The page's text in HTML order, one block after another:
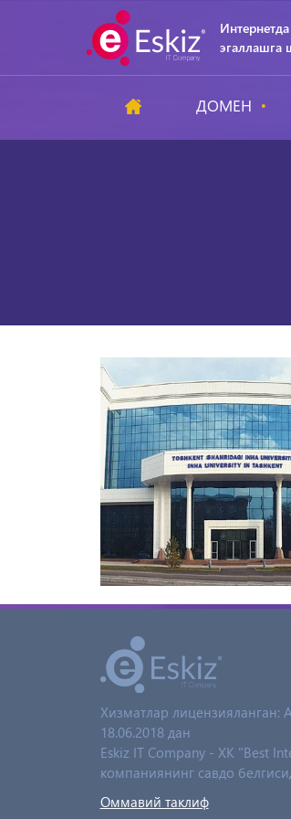
эгаллашга
ДОМЕН
Хизматлар лицензияланган:
18.06.2018 дан
Eskiz IT Company - XK "Best
компаниянинг савдо
Оммавий таклиф